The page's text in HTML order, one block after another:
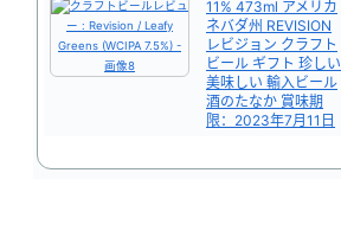
11% 473ml アメリカ
ネバダ州 REVISION
レビジョン クラフト
ビール ギフト 珍しい
美味しい 輸入ビール
酒のたなか 賞味期
限：2023年7月11日